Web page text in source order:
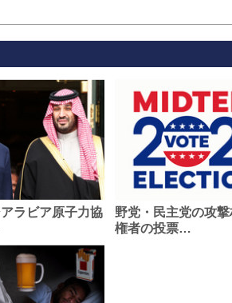
ラビア原子力協
野党・民主党の攻
権者の投票…